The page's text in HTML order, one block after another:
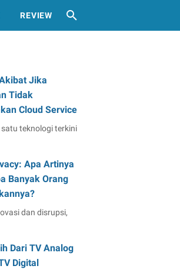
REVIEW
Jika
Tidak
Cloud Service
teknologi terkini
Apa Artinya
Banyak Orang
dan disrupsi,
Dari TV Analog
Digital